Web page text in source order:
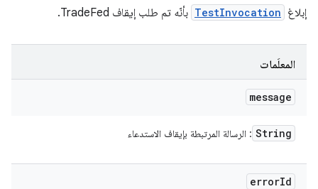
إبلاغ TestInvocation بأنّه تم طلب إيقاف TradeFed.
المعلَمات
message
String : الرسالة المرتبطة بإيقاف الاستدعاء
errorId